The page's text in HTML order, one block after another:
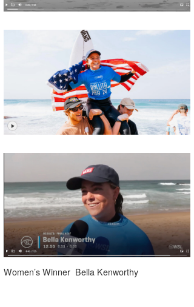
Women’s Winner Bella Kenworthy